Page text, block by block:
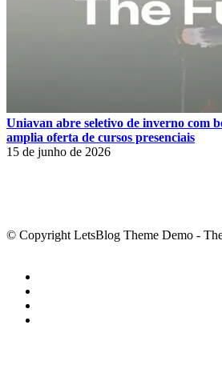
Uniavan abre seletivo de inverno com
amplia oferta de cursos presenciais
15 de junho de 2026
© Copyright LetsBlog Theme Demo -